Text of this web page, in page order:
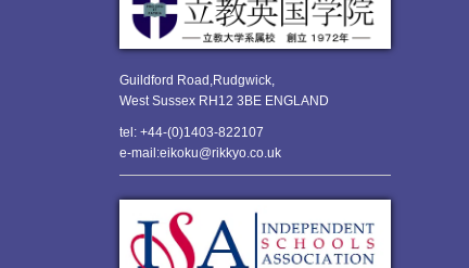
Guildford Road,Rudgwick,
West Sussex RH12 3BE ENGLAND
tel: +44-(0)1403-822107
e-mail:eikoku@rikkyo.co.uk